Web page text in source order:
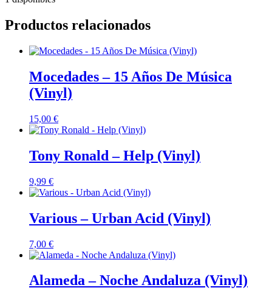
Productos relacionados
Mocedades – 15 Años De Música
(Vinyl)
15,00 €
Tony Ronald – Help (Vinyl)
9,99 €
Various – Urban Acid (Vinyl)
7,00 €
Alameda – Noche Andaluza (Vinyl)